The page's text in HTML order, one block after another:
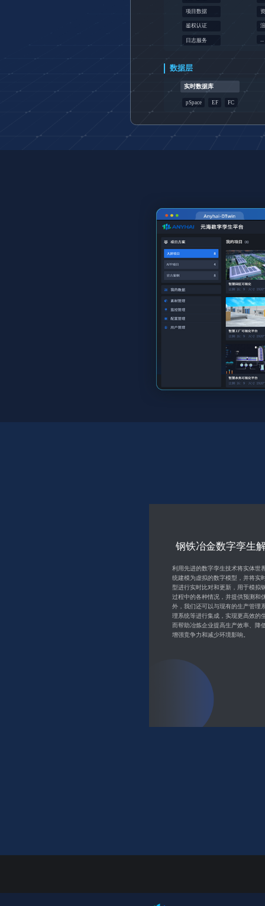
项目数据
鉴权认证
日志服务
数据层
实时数据库
pSpace EF FC
智慧水务数字孪生
智慧水务数字孪生解决方案是将水
环境保护、供水、排水等水务领域
数字化系统相结合，形成一个虚实
统。通过数字技术和物理技术相结
器、互联网、云计算、大数据分析
将实体系统的运行状态、水资源分
环境监测等信息数字化，可以为水
者、管理者提供全方位的信息支持
智慧交通数字孪生
智慧交通数字孪生解决方案以结合
和智能交通系统，利用传感器、计
线通信等技术，实时收集、处理和
据，并将其反馈到交通控制中心，
路交通的精准控制和管理。通过数
真和优化等手段，实现对物理系统
理。可以应用于城市交通、高速公
域，为交通管理提供更加精准和高
钢铁冶金数字孪生
利用先进的数字孪生技术将实体世
统建模为虚拟的数字模型，并将实
型进行实时比对和更新，用于模拟
过程中的各种情况，并提供预测和
外，我们还可以与现有的生产管理
理系统等进行集成，实现更高效的
而帮助冶炼企业提高生产效率、降
增强竞争力和减少环境影响。
智慧光伏数字孪生
光伏新能源数字孪生解决方案是基
术的集成解决方案，旨在帮助光伏
高太阳能发电效率、降低光伏电站
升设备运行安全性和稳定性。方案
技术将现实世界中的光伏电站映射
中，构建了一个全方位的数字化运
了对光伏电站的实时监控、预测分
和设备优化等功能，从而使光伏电